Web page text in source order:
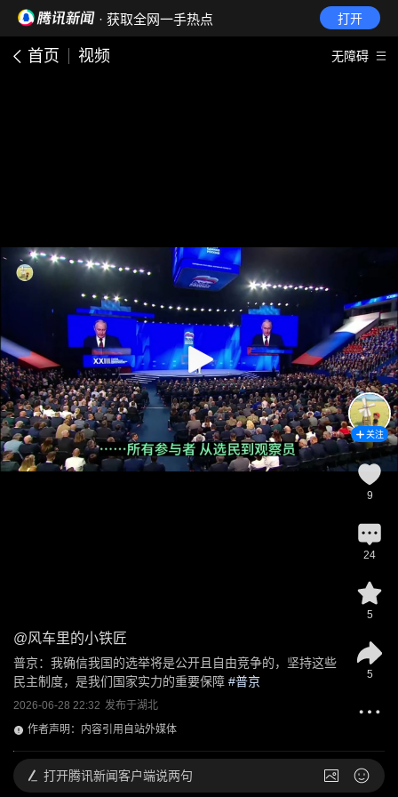
· 获取全网一手热点 打开
首页 视频 无障碍
@风车里的小铁匠
普京：我确信我国的选举将是公开且自由竞争的，坚持这些
民主制度，是我们国家实力的重要保障 #普京
2026-06-28 22:32 发布于湖北
作者声明：内容引用自站外媒体
关注
9
24
5
5
打开腾讯新闻客户端说两句